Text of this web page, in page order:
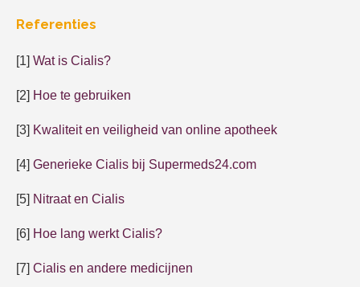
Referenties
[1] Wat is Cialis?
[2] Hoe te gebruiken
[3] Kwaliteit en veiligheid van online apotheek
[4] Generieke Cialis bij Supermeds24.com
[5] Nitraat en Cialis
[6] Hoe lang werkt Cialis?
[7] Cialis en andere medicijnen